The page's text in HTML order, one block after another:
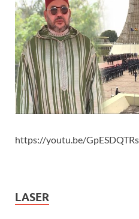
https://youtu.be/
LASER